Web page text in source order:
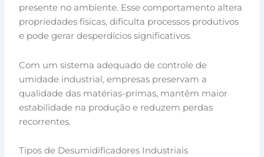
presente no ambiente. Esse comportamento altera
propriedades físicas, dificulta processos produtivos
e pode gerar desperdícios significativos.
Com um sistema adequado de controle de
umidade industrial, empresas preservam a
qualidade das matérias-primas, mantêm maior
estabilidade na produção e reduzem perdas
recorrentes.
Tipos de Desumidificadores Industriais